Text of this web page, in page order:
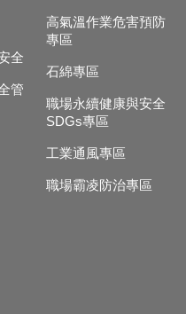
全
管
高氣溫作業危害預防
專區
石綿專區
職場永續健康與安全
SDGs專區
工業通風專區
職場霸凌防治專區